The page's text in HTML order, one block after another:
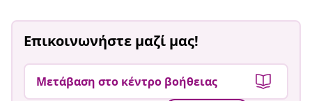
Επικοινωνήστε μαζί μας!
Μετάβαση στο κέντρο βοήθειας